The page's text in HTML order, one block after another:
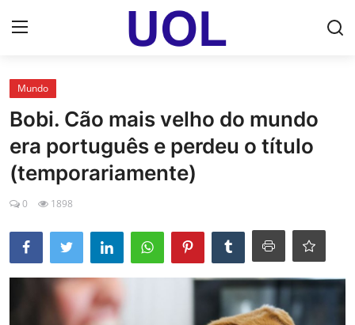
Home
UOL Email Entrar
UOL ADS
Uol pt Bate Papo Gratis
Economia
Mundo
Bobi. Cão mais velho do mundo
era português e perdeu o título
(temporariamente)
0 1898